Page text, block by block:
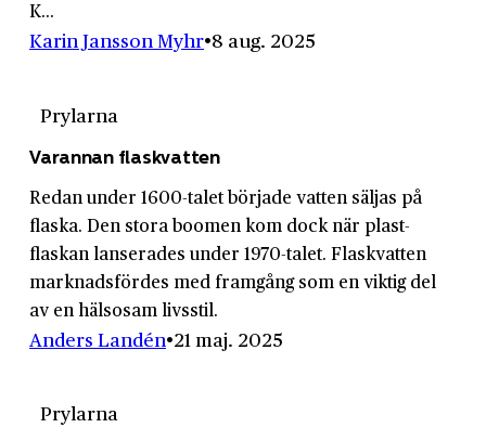
K...
Karin Jansson Myhr 8 aug. 2025
Prylarna
Varannan flaskvatten
Redan under 1600-talet började vatten säljas på
flaska. Den stora boomen kom dock när plast­
flaskan lanserades under 1970-talet. Flask­vatten
marknads­fördes med framgång som en viktig del
av en hälsosam livs­stil.
Anders Landén 21 maj. 2025
Prylarna